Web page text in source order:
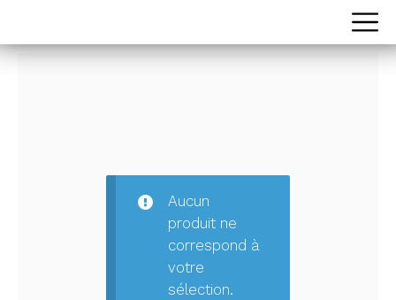
Aucun
produit ne
correspond à
votre
sélection.